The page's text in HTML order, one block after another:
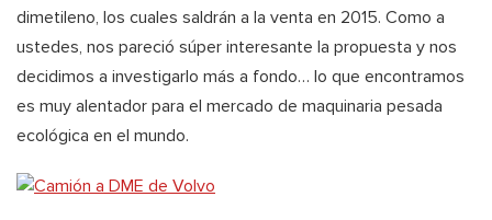
dimetileno, los cuales saldrán a la venta en 2015. Como a
ustedes, nos pareció súper interesante la propuesta y nos
decidimos a investigarlo más a fondo… lo que encontramos
es muy alentador para el mercado de maquinaria pesada
ecológica en el mundo.